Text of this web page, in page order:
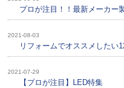
プロが注目！！最新メーカー
2021-08-03
リフォームでオススメしたい
2021-07-29
【プロが注目】LED特集